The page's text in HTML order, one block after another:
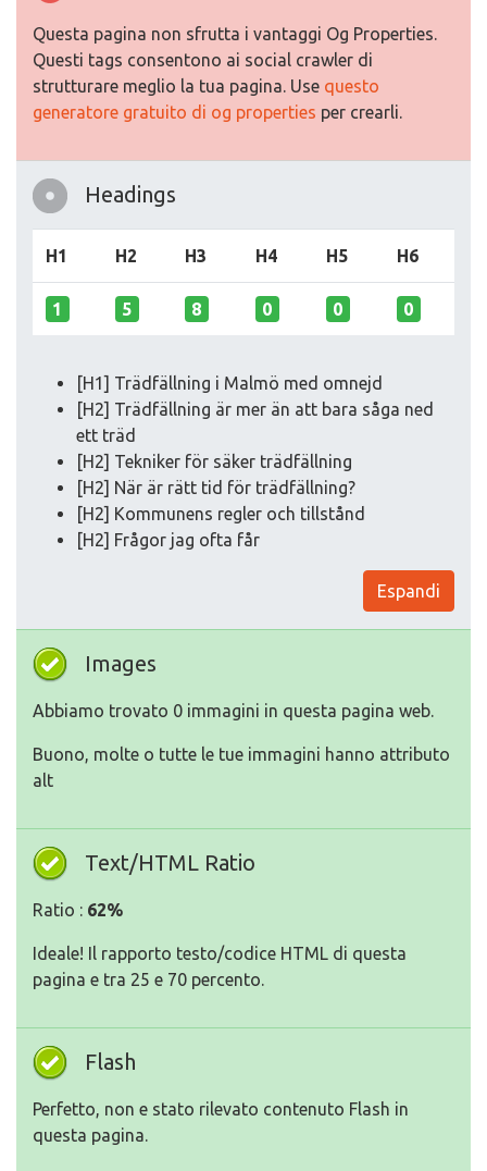
Questa pagina non sfrutta i vantaggi Og Properties.
Questi tags consentono ai social crawler di
strutturare meglio la tua pagina. Use questo
generatore gratuito di og properties per crearli.
Headings
H1 H2 H3 H4 H5 H6
1 5 8 0 0 0
[H1] Trädfällning i Malmö med omnejd
[H2] Trädfällning är mer än att bara såga ned
ett träd
[H2] Tekniker för säker trädfällning
[H2] När är rätt tid för trädfällning?
[H2] Kommunens regler och tillstånd
[H2] Frågor jag ofta får
Espandi
Images
Abbiamo trovato 0 immagini in questa pagina web.
Buono, molte o tutte le tue immagini hanno attributo
alt
Text/HTML Ratio
Ratio : 62%
Ideale! Il rapporto testo/codice HTML di questa
pagina e tra 25 e 70 percento.
Flash
Perfetto, non e stato rilevato contenuto Flash in
questa pagina.